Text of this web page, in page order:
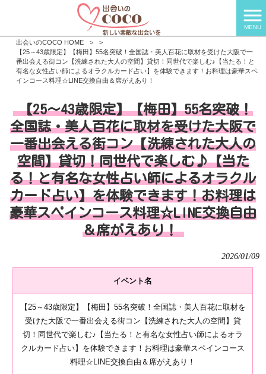
MENU
出会いのCOCO HOME >
>
【25～43歳限定】【梅田】55名突破！全国誌・美人百花に取材を受けた大阪で一
番出会える街コン【洗練された大人の空間】貸切！同世代で楽しむ♪【当たる！と
有名な女性占い師によるオラクルカード占い】を体験できます！お料理は豪華スペ
インコース料理☆LINE交換自由＆席がえあり！
【25～43歳限定】【梅田】55名突破！
全国誌・美人百花に取材を受けた大阪で
一番出会える街コン【洗練された大人の
空間】貸切！同世代で楽しむ♪【当た
る！と有名な女性占い師によるオラクル
カード占い】を体験できます！お料理は
豪華スペインコース料理☆LINE交換自由
＆席がえあり！
2026/01/09
イベント名
【25～43歳限定】【梅田】55名突破！全国誌・美人百花に取材を
受けた大阪で一番出会える街コン【洗練された大人の空間】貸
切！同世代で楽しむ♪【当たる！と有名な女性占い師によるオラ
クルカード占い】を体験できます！お料理は豪華スペインコース
料理☆LINE交換自由＆席がえあり！